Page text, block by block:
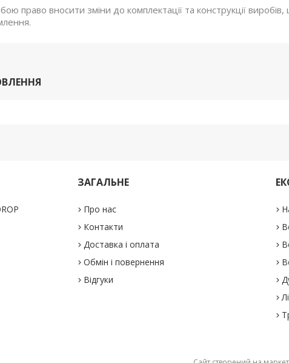
право вносити зміни до комплектації та конструкції
ЗАГАЛЬНЕ
Про нас
Контакти
Доставка і оплата
Обмін і повернення
Відгуки